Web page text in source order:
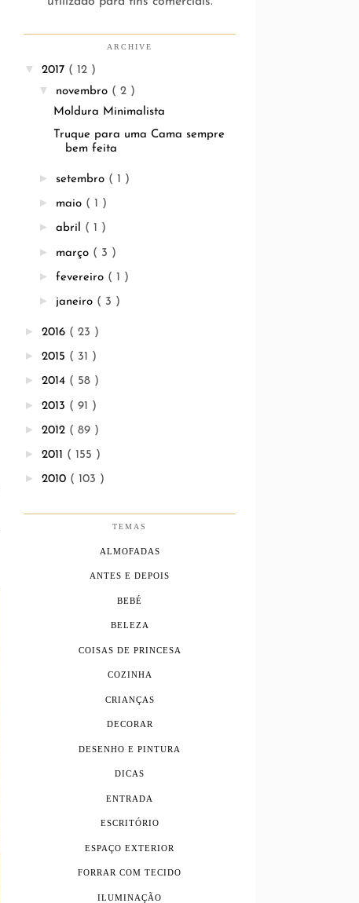
ARCHIVE
▼ 2017 ( 12 )
▼ novembro ( 2 )
Moldura Minimalista
Truque para uma Cama sempre
bem feita
► setembro ( 1 )
► maio ( 1 )
► abril ( 1 )
► março ( 3 )
► fevereiro ( 1 )
► janeiro ( 3 )
► 2016 ( 23 )
► 2015 ( 31 )
► 2014 ( 58 )
► 2013 ( 91 )
► 2012 ( 89 )
► 2011 ( 155 )
► 2010 ( 103 )
TEMAS
ALMOFADAS
ANTES E DEPOIS
BEBÉ
BELEZA
COISAS DE PRINCESA
COZINHA
CRIANÇAS
DECORAR
DESENHO E PINTURA
DICAS
ENTRADA
ESCRITÓRIO
ESPAÇO EXTERIOR
FORRAR COM TECIDO
ILUMINAÇÃO